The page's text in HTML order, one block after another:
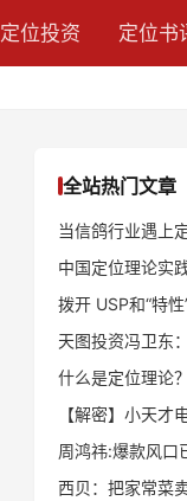
定位投资 定位书
全站热门文章
当信鸽行业遇上
中国定位理论实
拨开 USP和“特
天图投资冯卫东
什么是定位理论？
【解密】小天才
周鸿祎:爆款风口
西贝：把家常菜